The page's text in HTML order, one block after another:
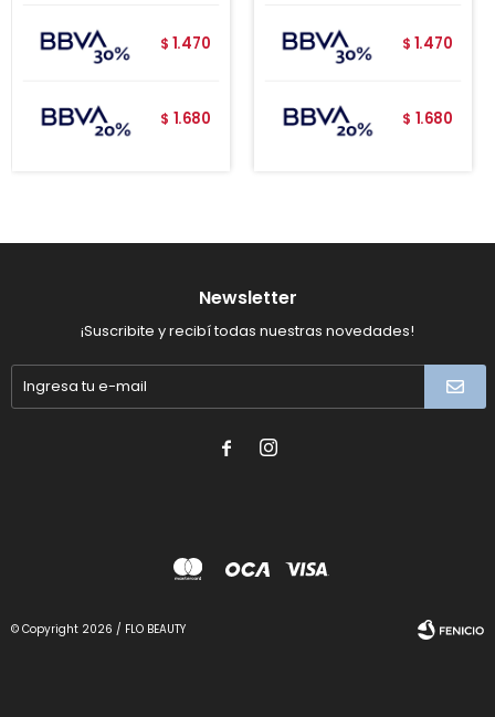
$ 1.470
$ 1.680
$ 1.470
$ 1.680
Newsletter
¡Suscribite y recibí todas nuestras novedades!
 
© Copyright 2026 / FLO BEAUTY